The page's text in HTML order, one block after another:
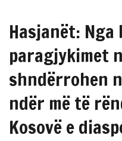
Hasjanët:
paragjykimet
shndërrohen
ndër më të
Kosovë e